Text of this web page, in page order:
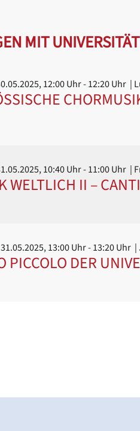
MIT
12:00 Uhr- 12:20 Uhr |
10:40 Uhr- 11:00 Uhr |
WELTLICH II –
31.05.2025, 13:00 Uhr- 13:20 Uhr |
PICCOLO DER